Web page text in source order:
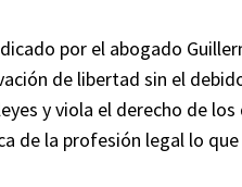
por el abogado
de libertad sin el
y viola el derecho de
de la profesión legal lo